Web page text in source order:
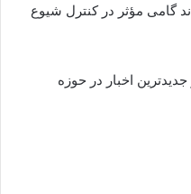
گامی مؤثر در کنترل شیوع
اخبار در حوزه